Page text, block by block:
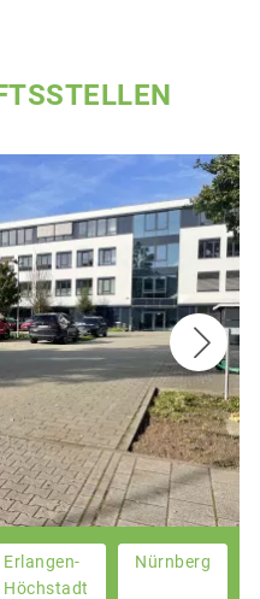
Erlangen-
Höchstadt
Nürnberg